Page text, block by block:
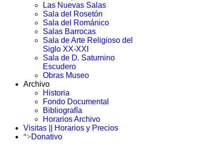
Las Nuevas Salas
Sala del Rosetón
Sala del Románico
Salas Barrocas
Sala de Arte Religioso del
Siglo XX-XXI
Sala de D. Saturnino
Escudero
Obras Museo
Archivo
Historia
Fondo Documental
Bibliografía
Horarios Archivo
Visitas || Horarios y Precios
">Donativo